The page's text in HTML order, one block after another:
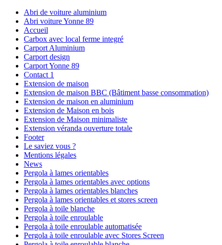
Abri de voiture aluminium
Abri voiture Yonne 89
Accueil
Carbox avec local ferme integré
Carport Aluminium
Carport design
Carport Yonne 89
Contact 1
Extension de maison
Extension de maison BBC (Bâtiment basse consommation)
Extension de maison en aluminium
Extension de Maison en bois
Extension de Maison minimaliste
Extension véranda ouverture totale
Footer
Le saviez vous ?
Mentions légales
News
Pergola à lames orientables
Pergola à lames orientables avec options
Pergola à lames orientables blanches
Pergola à lames orientables et stores screen
Pergola à toile blanche
Pergola à toile enroulable
Pergola à toile enroulable automatisée
Pergola à toile enroulable avec Stores Screen